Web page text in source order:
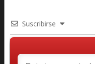
Suscribirse